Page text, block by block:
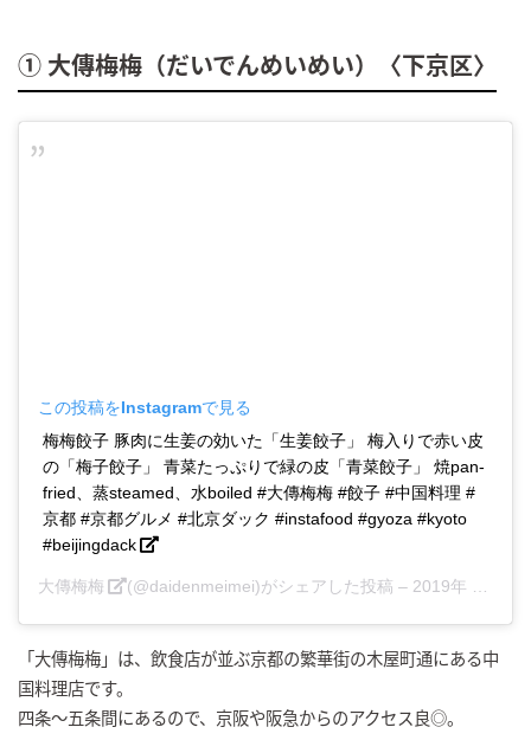
① 大傳梅梅（だいでんめいめい）〈下京区〉
この投稿をInstagramで見る
梅梅餃子 豚肉に生姜の効いた「生姜餃子」 梅入りで赤い皮
の「梅子餃子」 青菜たっぷりで緑の皮「青菜餃子」 焼pan-
fried、蒸steamed、水boiled #大傳梅梅 #餃子 #中国料理 #
京都 #京都グルメ #北京ダック #instafood #gyoza #kyoto
#beijingdack
大傳梅梅 (@daidenmeimei)がシェアした投稿 – 2019年 4月月28日午前1時42分PDT
「大傳梅梅」は、飲食店が並ぶ京都の繁華街の木屋町通にある中
国料理店です。
四条～五条間にあるので、京阪や阪急からのアクセス良◎。